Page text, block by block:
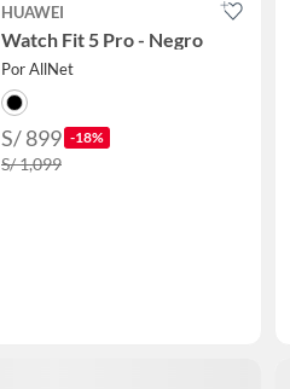
HUAWEI
Watch Fit 5 Pro - Negro
Por AllNet
S/ 899 -18%
S/ 1,099